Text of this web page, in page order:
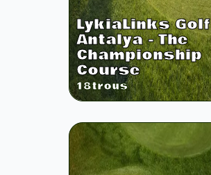
LykiaLinks Golf
Antalya - The
Championship
Course
18trous